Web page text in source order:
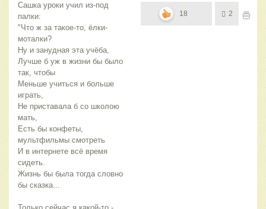
Сашка уроки учил из-под
палки:
"Что ж за такое-то, ёлки-
моталки?
Ну и занудная эта учёба,
Лучше б уж в жизни бы было
так, чтобы
Меньше учиться и больше
играть,
Не приставала б со школою
мать,
Есть бы конфеты,
мультфильмы смотреть
И в интернете всё время
сидеть.
Жизнь бы была тогда словно
бы сказка...
18 2